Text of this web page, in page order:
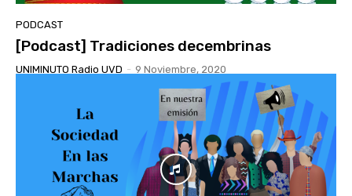
PODCAST
[Podcast] Tradiciones decembrinas
UNIMINUTO Radio UVD - 9 Noviembre, 2020